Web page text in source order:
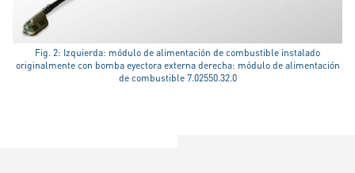
Fig. 2: Izquierda: módulo de alimentación de combustible instalado
originalmente con bomba eyectora externa derecha: módulo de alimentación
de combustible 7.02550.32.0